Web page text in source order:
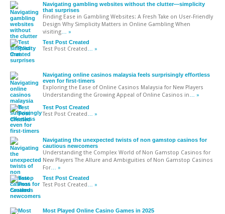
Navigating gambling websites without the clutter—simplicity
that surprises
Finding Ease in Gambling Websites: A Fresh Take on User-Friendly
Design Why Simplicity Matters in Online Gambling When
visiting … »
Test Post Created
Test Post Created … »
Navigating online casinos malaysia feels surprisingly effortless
even for first-timers
Exploring the Ease of Online Casinos Malaysia for New Players
Understanding the Growing Appeal of Online Casinos in … »
Test Post Created
Test Post Created … »
Navigating the unexpected twists of non gamstop casinos for
cautious newcomers
Understanding the Complex World of Non Gamstop Casinos for
New Players The Allure and Ambiguities of Non Gamstop Casinos
For … »
Test Post Created
Test Post Created … »
Most Played Online Casino Games in 2025